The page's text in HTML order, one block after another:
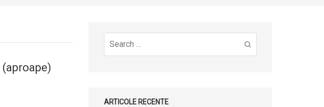
Search
for:
ARTICOLE RECENTE